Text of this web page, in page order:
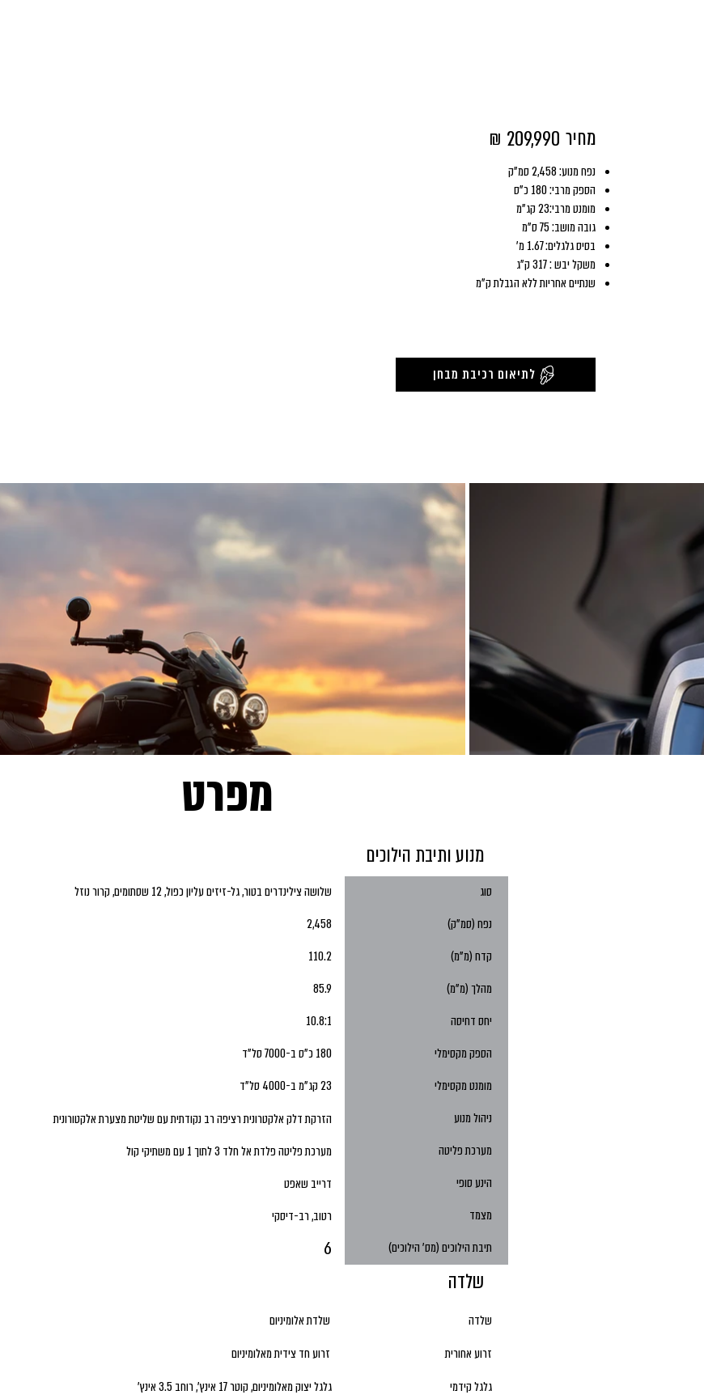
₪ 209,990 מחיר
נפח מנוע: 2,458 סמ"ק
הספק מרבי: 180 כ"ס
מומנט מרבי:23 קג"מ
גובה מושב: 75 ס"מ
בסיס גלגלים: 1.67 מ'
משקל יבש : 317 ק"ג
שנתיים אחריות ללא הגבלת ק"מ
לתיאום רכיבת מבחן
מפרט
סוג
נפח (סמ"ק)
קדח (מ"מ)
מהלך (מ"מ)
יחס דחיסה
הספק מקסימלי
מומנט מקסימלי
ניהול מנוע
מערכת פליטה
הינע סופי
מצמד
תיבת הילוכים (מס' הילוכים)
מנוע ותיבת הילוכים
שלושה צילינדרים בטור, גל-זיזים עליון כפול, 12 שסתומים, קרור נוזל
2,458
110.2
85.9
10.8:1
180 כ"ס ב-7000 סל"ד
23 קג"מ ב-4000 סל"ד
הזרקת דלק אלקטרונית רציפה רב נקודתית עם שליטת מצערת אלקטורונית
מערכת פליטה פלדת אל חלד 3 לתוך 1 עם משתיקי קול
דרייב שאפט
רטוב, רב-דיסקי
6
שלדה
זרוע חד צידית מאלומיניום
גלגל יצוק מאלומיניום, קוטר 17 אינץ', רוחב 3.5 אינץ'
שלדת אלומיניום
שלדה
זרוע אחורית
גלגל קידמי